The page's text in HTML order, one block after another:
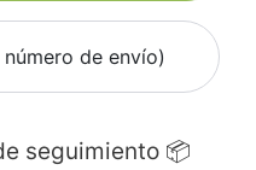
de envío)
seguimiento 📦